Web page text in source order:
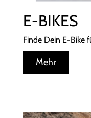
E-BIKES
Finde Dein E-Bike
Mehr